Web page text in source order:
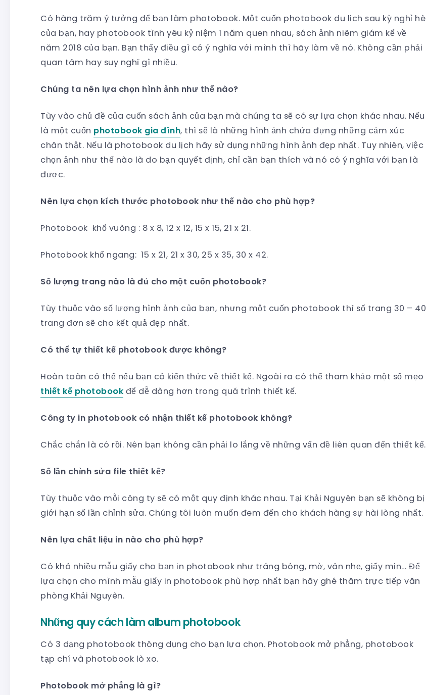
Có hàng trăm ý tưởng để bạn làm photobook. Một cuốn photobook du lịch sau kỳ nghỉ hè
của bạn, hay photobook tình yêu kỷ niệm 1 năm quen nhau, sách ảnh niêm giám kể về
năm 2018 của bạn. Bạn thấy điều gì có ý nghĩa với mình thì hãy làm về nó. Không cần phải
quan tâm hay suy nghĩ gì nhiều.
Chúng ta nên lựa chọn hình ảnh như thế nào?
Tùy vào chủ đề của cuốn sách ảnh của bạn mà chúng ta sẽ có sự lựa chọn khác nhau. Nếu
là một cuốn photobook gia đình, thì sẽ là những hình ảnh chứa đựng những cảm xúc
chân thật. Nếu là photobook du lịch hãy sử dụng những hình ảnh đẹp nhất. Tuy nhiên, việc
chọn ảnh như thế nào là do bạn quyết định, chỉ cần bạn thích và nó có ý nghĩa với bạn là
được.
Nên lựa chọn kích thước photobook như thế nào cho phù hợp?
Photobook khổ vuông : 8 x 8, 12 x 12, 15 x 15, 21 x 21.
Photobook khổ ngang: 15 x 21, 21 x 30, 25 x 35, 30 x 42.
Số lượng trang nào là đủ cho một cuốn photobook?
Tùy thuộc vào số lượng hình ảnh của bạn, nhưng một cuốn photobook thì số trang 30 – 40
trang đơn sẽ cho kết quả đẹp nhất.
Có thể tự thiết kế photobook được không?
Hoàn toàn có thể nếu bạn có kiến thức về thiết kế. Ngoài ra có thể tham khảo một số mẹo
thiết kế photobook để dễ dàng hơn trong quá trình thiết kế.
Công ty in photobook có nhận thiết kế photobook không?
Chắc chắn là có rồi. Nên bạn không cần phải lo lắng về những vấn đề liên quan đến thiết kế.
Số lần chỉnh sửa file thiết kế?
Tùy thuộc vào mỗi công ty sẽ có một quy định khác nhau. Tại Khải Nguyên bạn sẽ không bị
giới hạn số lần chỉnh sửa. Chúng tôi luôn muốn đem đến cho khách hàng sự hài lòng nhất.
Nên lựa chất liệu in nào cho phù hợp?
Có khá nhiều mẫu giấy cho bạn in photobook như tráng bóng, mờ, vân nhẹ, giấy mịn… Để
lựa chọn cho mình mẫu giấy in photobook phù hợp nhất bạn hãy ghé thăm trực tiếp văn
phòng Khải Nguyên.
Những quy cách làm album photobook
Có 3 dạng photobook thông dụng cho bạn lựa chọn. Photobook mở phẳng, photobook
tạp chí và photobook lò xo.
Photobook mở phẳng là gì?